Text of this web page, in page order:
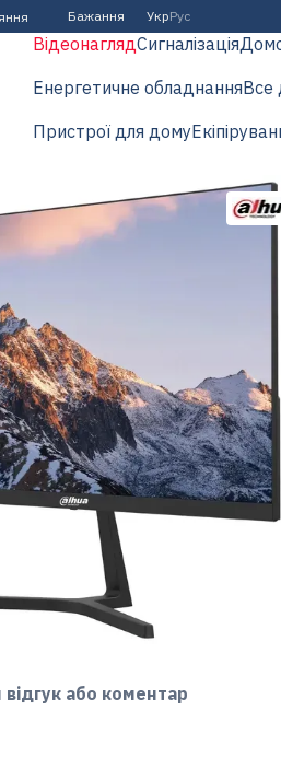
Бажання УкрРус
ВідеонаглядСигналізація
Енергетичне обладнанняВсе
Пристрої для дому
або коментар